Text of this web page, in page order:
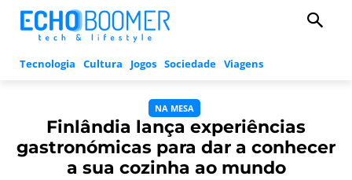
Tecnologia Cultura Jogos Sociedade Viagens
NA MESA
Finlândia lança experiências
gastronómicas para dar a conhecer
a sua cozinha ao mundo